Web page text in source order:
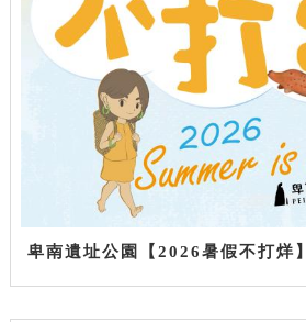
卑南遺址公園【2026暑假不打烊】